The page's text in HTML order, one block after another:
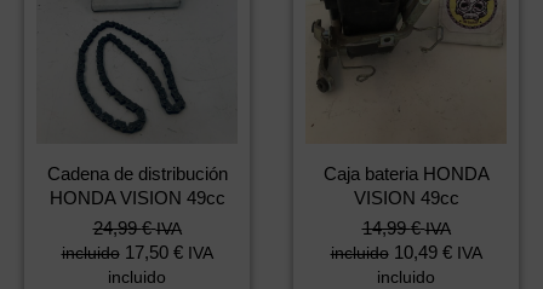
Cadena de distribución
HONDA VISION 49cc
24,99€ IVA
incluido 17,50 € IVA
incluido
Caja bateria HONDA
VISION 49cc
14,99€ IVA
incluido 10,49 € IVA
incluido